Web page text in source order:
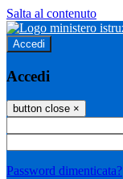
Salta al contenuto
Accedi
Accedi
button close ×
Password dimenticata?